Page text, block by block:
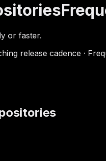
or faster.
release cadence ·